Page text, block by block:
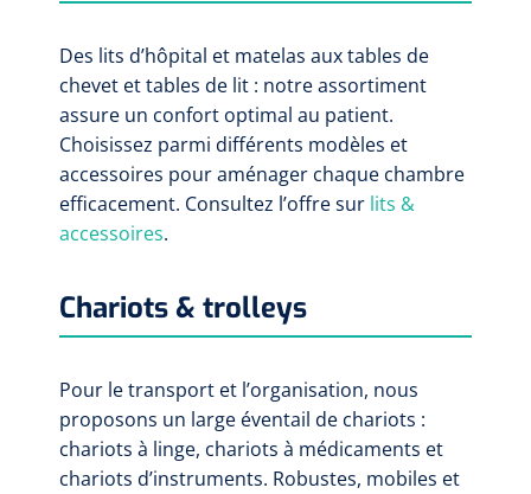
Des lits d’hôpital et matelas aux tables de
chevet et tables de lit : notre assortiment
assure un confort optimal au patient.
Choisissez parmi différents modèles et
accessoires pour aménager chaque chambre
efficacement. Consultez l’offre sur lits &
accessoires.
Chariots & trolleys
Pour le transport et l’organisation, nous
proposons un large éventail de chariots :
chariots à linge, chariots à médicaments et
chariots d’instruments. Robustes, mobiles et